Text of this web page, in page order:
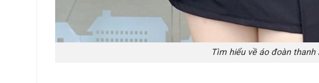
Tìm hiểu về áo đoàn thanh